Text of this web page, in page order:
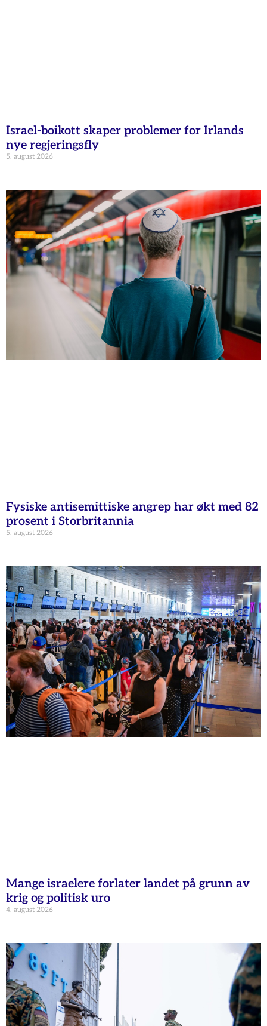
Israel-boikott skaper problemer for Irlands
nye regjeringsfly
5. august 2026
Fysiske antisemittiske angrep har økt med 82
prosent i Storbritannia
5. august 2026
Mange israelere forlater landet på grunn av
krig og politisk uro
4. august 2026